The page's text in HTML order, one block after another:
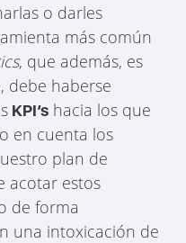
o darles
más común
, que además, es
debe haberse
KPI’s hacia los que
en cuenta los
plan de
acotar estos
de forma
una intoxicación de